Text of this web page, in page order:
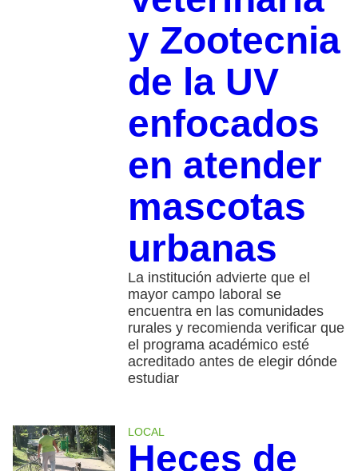
y Zootecnia
de la UV
enfocados
en atender
mascotas
urbanas
La institución advierte que el
mayor campo laboral se
encuentra en las comunidades
rurales y recomienda verificar que
el programa académico esté
acreditado antes de elegir dónde
estudiar
LOCAL
Heces de